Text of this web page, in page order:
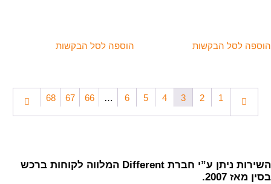
הוספה לסל הבקשות הוספה לסל הבקשות
1
2
3
4
5
6
…
66
67
68
השירות ניתן ע”י חברת Different המלווה לקוחות ברכש
בסין מאז 2007.